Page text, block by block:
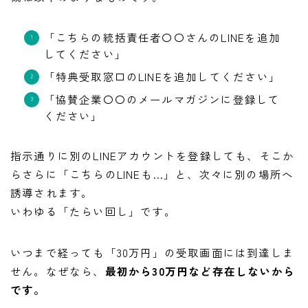
「こちらの統括責任者〇〇さんのLINEを追加
してください」
「特典受取窓口のLINEを追加してください」
「協賛企業〇〇のメールマガジンに登録して
ください」
指示通りに別のLINEアカウントを登録しても、そこか
らさらに「こちらのLINEも…」と、次々に別の場所へ
誘導されます。
いわゆる「たらい回し」です。
いつまで経っても「30万円」の受取画面には到達しま
せん。なぜなら、 最初から30万円など存在しないから
です。